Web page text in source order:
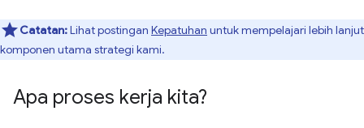
Catatan:Lihat postingan Kepatuhan untuk mempelajari lebih lanjut
komponen utama strategi kami.
Apa proses kerja kita?